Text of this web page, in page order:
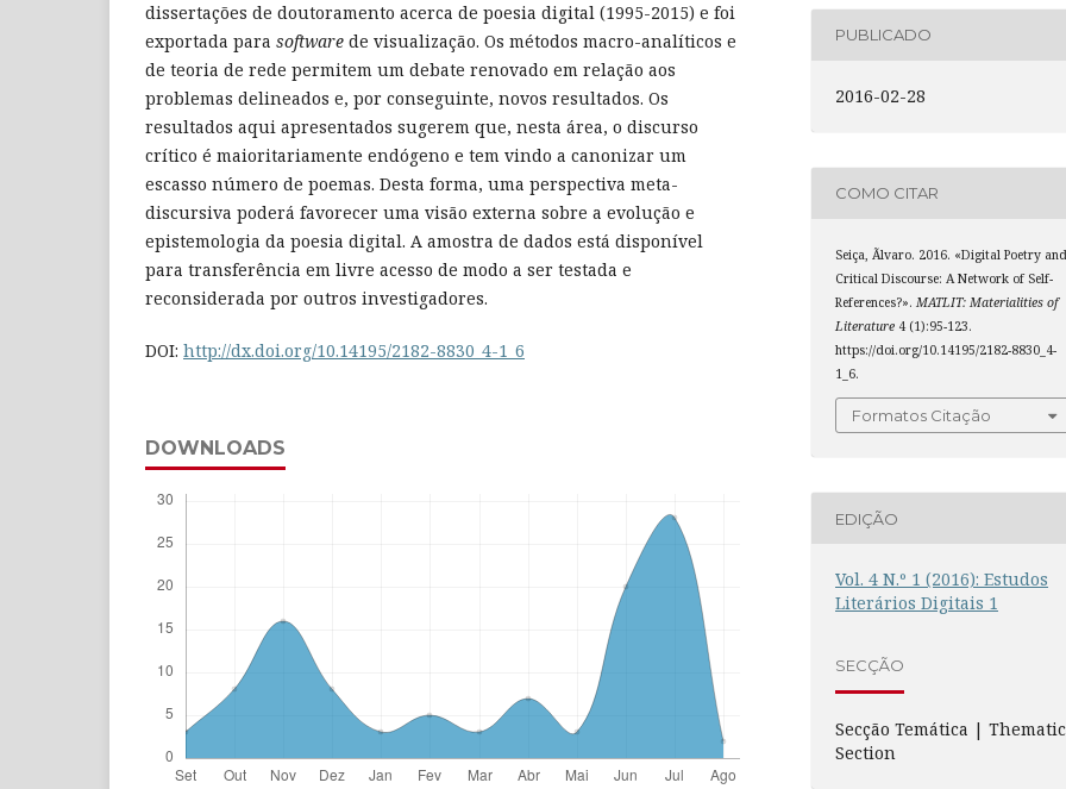
dissertações de doutoramento acerca de poesia digital (1995-2015) e foi
exportada para software de visualização. Os métodos macro-analíticos e
de teoria de rede permitem um debate renovado em relação aos
problemas delineados e, por conseguinte, novos resultados. Os
resultados aqui apresentados sugerem que, nesta área, o discurso
crítico é maioritariamente endógeno e tem vindo a canonizar um
escasso número de poemas. Desta forma, uma perspectiva meta-
discursiva poderá favorecer uma visão externa sobre a evolução e
epistemologia da poesia digital. A amostra de dados está disponível
para transferência em livre acesso de modo a ser testada e
reconsiderada por outros investigadores.
DOI: http://dx.doi.org/10.14195/2182-8830_4-1_6
DOWNLOADS
PUBLICADO
2016-02-28
COMO CITAR
Seiça, Ãlvaro. 2016. «Digital Poetry and
Critical Discourse: A Network of Self-
References?». MATLIT: Materialities of
Literature 4 (1):95-123.
https://doi.org/10.14195/2182-8830_4-
1_6.
Formatos Citação
EDIÇÃO
Vol. 4 N.º 1 (2016): Estudos
Literários Digitais 1
SECÇÃO
Secção Temática | Thematic
Section